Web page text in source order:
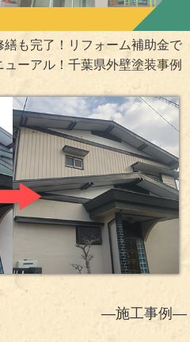
繕も完了！リフォーム補助金で
ーアル！千葉県外壁塗装事例
―施工事例―